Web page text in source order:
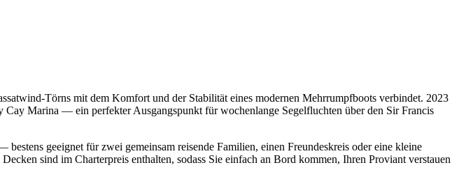
Törns mit dem Komfort und der Stabilität eines modernen Mehrrumpfboots verbindet. 2023
Marina — ein perfekter Ausgangspunkt für wochenlange Segelfluchten über den Sir Francis
geeignet für zwei gemeinsam reisende Familien, einen Freundeskreis oder eine kleine
sind im Charterpreis enthalten, sodass Sie einfach an Bord kommen, Ihren Proviant verstauen